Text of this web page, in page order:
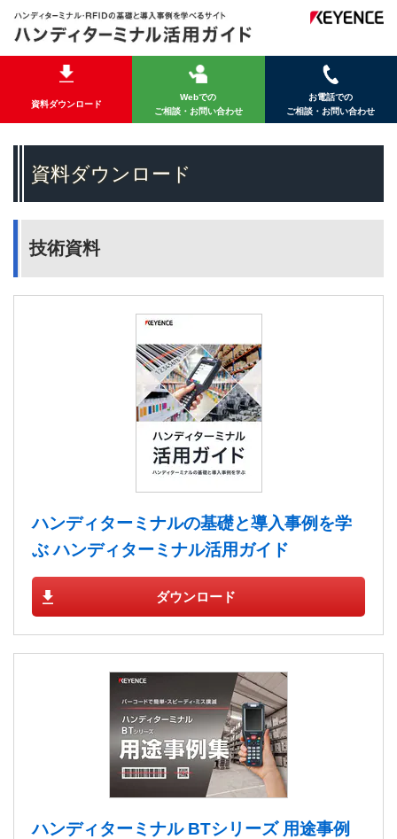
資料ダウンロード
Webでの
ご相談・お問い合わせ
お電話での
ご相談・お問い合わせ
資料ダウンロード
技術資料
ハンディターミナルの基礎と導入事例を学
ぶ ハンディターミナル活用ガイド
ダウンロード
ハンディターミナル BTシリーズ 用途事例